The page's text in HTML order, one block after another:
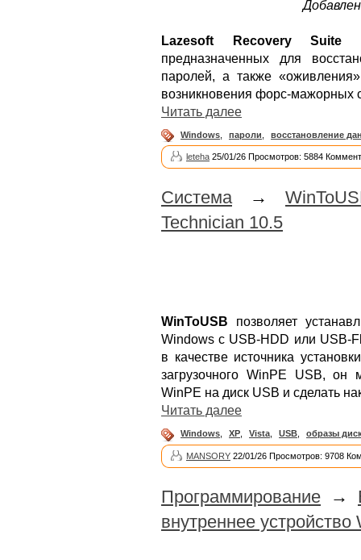
Lazesoft Recovery Suite
предназначенных для
паролей, а также
возникновения форс-мажорных
Читать далее
Windows пароли восстановление
leteha 25/01/26 Просмотров: 5884
Система→
Technician 10.5
WinToUSB позволяет
Windows с USB-HDD или USB-
в качестве источника
загрузочного WinPE USB,
WinPE на диск USB и сделать
Читать далее
Windows, XP, Vista, USB, образы
MANSORY 22/01/26 Просмотров: 9708
Программирование →
внутреннее устройство